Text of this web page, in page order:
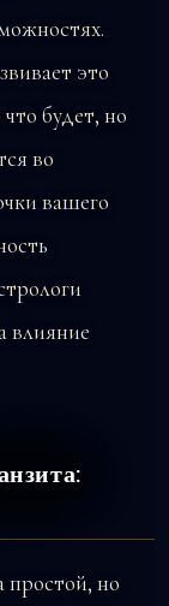
это
будет, но
во
вашего
влияние
простой, но